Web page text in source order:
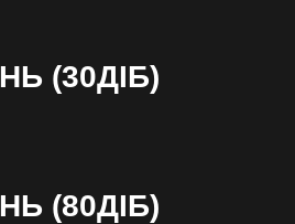
(30ДІБ)
(80ДІБ)